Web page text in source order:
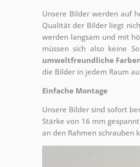
Unsere Bilder werden auf
Qualität der Bilder liegt
werden langsam und mit
müssen sich also keine
umweltfreundliche
die Bilder in jedem Raum
Einfache Montage
Unsere Bilder sind sofort
Stärke von 16 mm
an den Rahmen schrauben